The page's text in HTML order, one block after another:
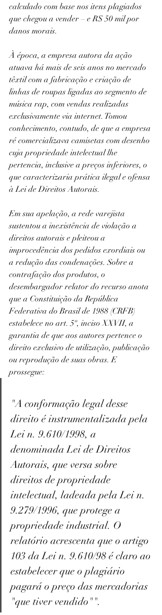
calculado com base nos itens plagiados
que chegou a vender – e R$ 50 mil por
danos morais.
À época, a empresa autora da ação
atuava há mais de seis anos no mercado
têxtil com a fabricação e criação de
linhas de roupas ligadas ao segmento de
música rap, com vendas realizadas
exclusivamente via internet. Tomou
conhecimento, contudo, de que a empresa
ré comercializava camisetas com desenho
cuja propriedade intelectual lhe
pertencia, inclusive a preços inferiores, o
que caracterizaria prática ilegal e ofensa
à Lei de Direitos Autorais.
Em sua apelação, a rede varejista
sustentou a inexistência de violação a
direitos autorais e pleiteou a
improcedência dos pedidos exordiais ou
a redução das condenações. Sobre a
contrafação dos produtos, o
desembargador relator do recurso anota
que a Constituição da República
Federativa do Brasil de 1988 (CRFB)
estabelece no art. 5º, inciso XXVII, a
garantia de que aos autores pertence o
direito exclusivo de utilização, publicação
ou reprodução de suas obras. E
prossegue:
"A conformação legal desse
direito é instrumentalizada pela
Lei n. 9.610/1998, a
denominada Lei de Direitos
Autorais, que versa sobre
direitos de propriedade
intelectual, ladeada pela Lei n.
9.279/1996, que protege a
propriedade industrial. O
relatório acrescenta que o artigo
103 da Lei n. 9.610/98 é claro ao
estabelecer que o plagiário
pagará o preço das mercadorias
"que tiver vendido"".